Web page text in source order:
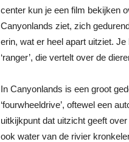
center kun je een film bekijken
Canyonlands ziet, zich
erin, wat er heel apart uitziet.
‘ranger’, die vertelt over de
In Canyonlands is een groot
‘fourwheeldrive’, oftewel een
uitkijkpunt dat uitzicht geeft
ook water van de rivier